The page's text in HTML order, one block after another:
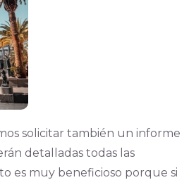
solicitar también un informe
detalladas todas las
es muy beneficioso porque si